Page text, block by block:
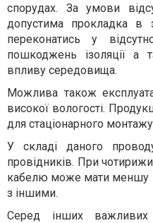
спорудах. За умови
допустима прокладка
переконатись у
пошкоджень ізоляції а
впливу середовища.
Можлива також
високої вологості.
для стаціонарного
У складі даного
провідників. При
кабелю може мати меншу
з іншими.
Серед інших